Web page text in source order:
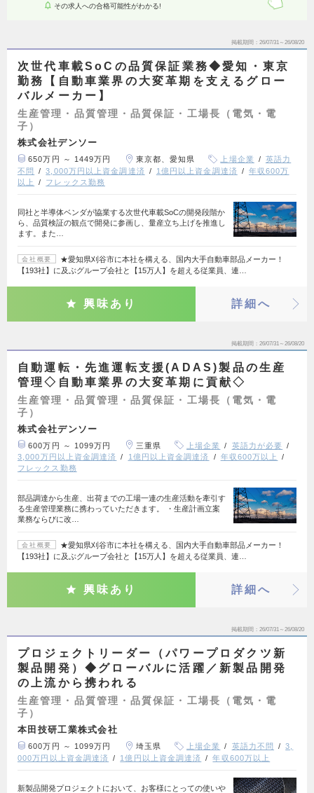
その求人への合格可能性がわかる!
掲載期間 26/07/31～26/08/20
次世代車載SoCの品質保証業務◆愛知・東京
勤務【自動車業界の大変革期を支えるグロー
バルメーカー】
生産管理・品質管理・品質保証・工場長（電気・電
子）
株式会社デンソー
650万円 ～ 1449万円 東京都、愛知県 上場企業
英語力
不問
3,000万円以上資金調達済 1億円以上資金調達済
年収600万
以上
フレックス勤務
同社と半導体ベンダが協業する次世代車載SoCの開発段階か
ら、品質検証の観点で開発に参画し、量産立ち上げを推進し
ます。また…
会社概要
★愛知県刈谷市に本社を構える、国内大手自動車部品メーカー！
【193社】に及ぶグループ会社と【15万人】を超える従業員、連…
興味あり 詳細へ
掲載期間 26/07/31～26/08/20
自動運転・先進運転支援(ADAS)製品の生産
管理◇自動車業界の大変革期に貢献◇
生産管理・品質管理・品質保証・工場長（電気・電
子）
株式会社デンソー
600万円 ～ 1099万円 三重県 上場企業
英語力が必要
3,000万円以上資金調達済
1億円以上資金調達済
年収600万以上
フレックス勤務
部品調達から生産、出荷までの工場一連の生産活動を牽引す
る生産管理業務に携わっていただきます。 ・生産計画立案
業務ならびに改…
会社概要
★愛知県刈谷市に本社を構える、国内大手自動車部品メーカー！
【193社】に及ぶグループ会社と【15万人】を超える従業員、連…
興味あり 詳細へ
掲載期間 26/07/31～26/08/20
プロジェクトリーダー（パワープロダクツ新
製品開発）◆グローバルに活躍／新製品開発
の上流から携われる
生産管理・品質管理・品質保証・工場長（電気・電
子）
本田技研工業株式会社
600万円 ～ 1099万円 埼玉県 上場企業 英語力不問
3,
000万円以上資金調達済
1億円以上資金調達済 年収600万以上
新製品開発プロジェクトにおいて、お客様にとっての使いや